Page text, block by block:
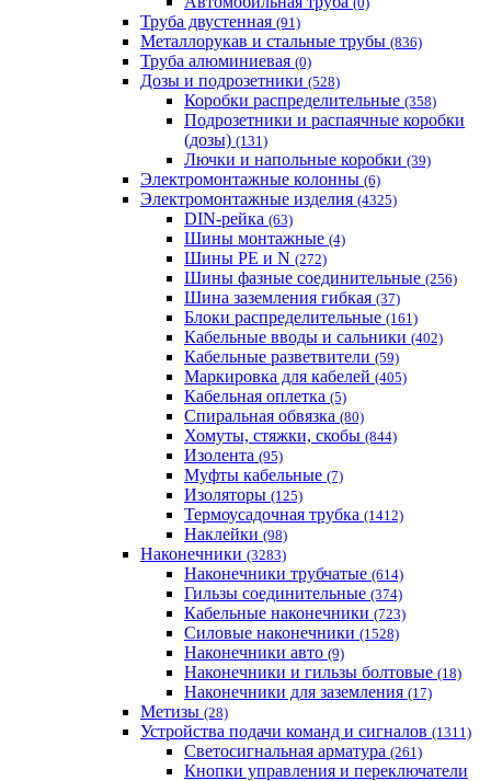
Труба двустенная (91)
Металлорукав и стальные трубы (836)
Труба алюминиевая (0)
Дозы и подрозетники (528)
Коробки распределительные (358)
Подрозетники и распаячные коробки
(дозы) (131)
Лючки и напольные коробки (39)
Электромонтажные колонны (6)
Электромонтажные изделия (4325)
DIN-рейка (63)
Шины монтажные (4)
Шины PE и N (272)
Шины фазные соединительные (256)
Шина заземления гибкая (37)
Блоки распределительные (161)
Кабельные вводы и сальники (402)
Кабельные разветвители (59)
Маркировка для кабелей (405)
Кабельная оплетка (5)
Спиральная обвязка (80)
Хомуты, стяжки, скобы (844)
Изолента (95)
Муфты кабельные (7)
Изоляторы (125)
Термоусадочная трубка (1412)
Наклейки (98)
Наконечники (3283)
Наконечники трубчатые (614)
Гильзы соединительные (374)
Кабельные наконечники (723)
Силовые наконечники (1528)
Наконечники авто (9)
Наконечники и гильзы болтовые (18)
Наконечники для заземления (17)
Метизы (28)
Устройства подачи команд и сигналов (1311)
Светосигнальная арматура (261)
Кнопки управления и переключатели